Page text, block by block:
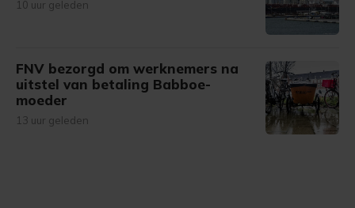
10 uur geleden
FNV bezorgd om werknemers na
uitstel van betaling Babboe-
moeder
13 uur geleden